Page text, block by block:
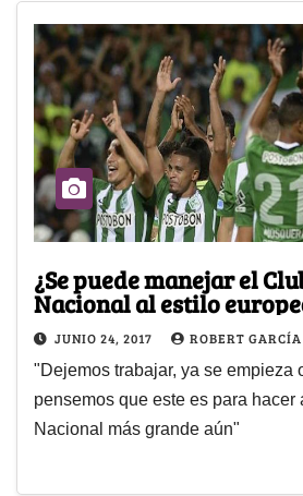
¿Se puede manejar el
Nacional al estilo
JUNIO 24, 2017 ROBERT GARCÍA
"Dejemos trabajar, ya se empieza
pensemos que este es para hacer
Nacional más grande aún"